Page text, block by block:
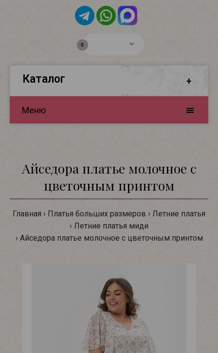
0
Каталог
Меню
Айседора платье молочное с
цветочным принтом
Главная Платья больших размеров
Летние платья
Летние платья миди
Айседора платье молочное с цветочным принтом